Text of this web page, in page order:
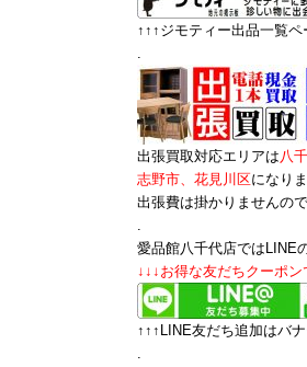
↑↑↑ジモティー出品一覧
.
出張買取対応エリアは八
志野市、花見川区になりま
出張費は掛かりませんの
.
愛品館八千代店ではLINE
↓↓↓お得な友だちクーポン
↑↑↑LINE友だち追加はバ
.